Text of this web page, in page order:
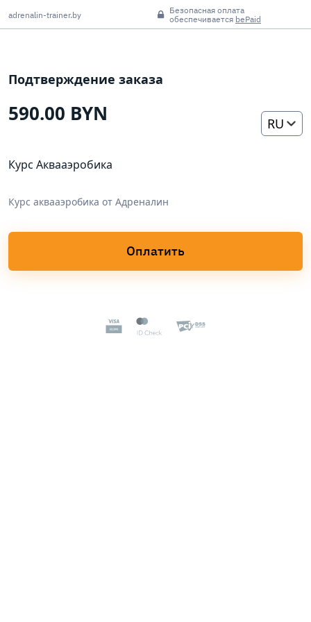
adrenalin-trainer.by
Безопасная оплата
обеспечивается bePaid
Подтверждение заказа
590.00 BYN RU
Курс Аквааэробика
Курс аквааэробика от Адреналин
Оплатить